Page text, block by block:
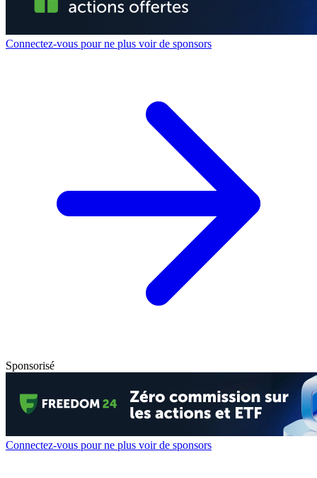
Connectez-vous pour ne plus voir de sponsors
Sponsorisé
Connectez-vous pour ne plus voir de sponsors